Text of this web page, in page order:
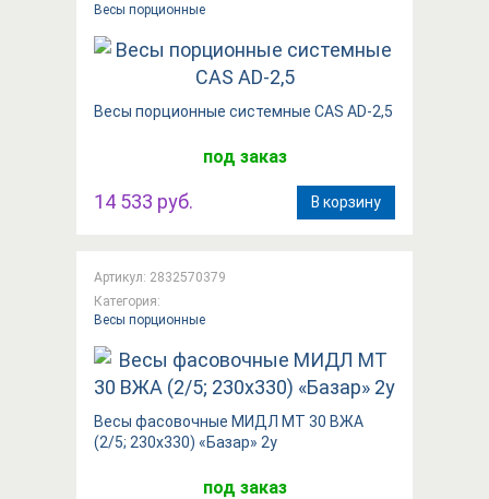
Весы порционные
Весы порционные системные CAS AD-2,5
под заказ
14 533 руб. В корзину
Артикул: 2832570379
Категория:
Весы порционные
Весы фасовочные МИДЛ МТ 30 ВЖА
(2/5; 230x330) «Базар» 2у
под заказ